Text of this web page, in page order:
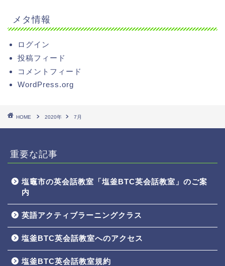
メタ情報
ログイン
投稿フィード
コメントフィード
WordPress.org
HOME 2020年 7月
重要な記事
塩竈市の英会話教室「塩釜BTC英会話教室」のご案
内
英語アクティブラーニングクラス
塩釜BTC英会話教室へのアクセス
塩釜BTC英会話教室規約